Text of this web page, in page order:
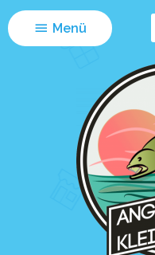
Menü